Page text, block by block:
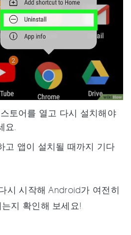
토어를 열고 다시 설치해야
.
고 앱이 설치될 때까지 기다
시 시작해 Android가 여전히
지 확인해 보세요!